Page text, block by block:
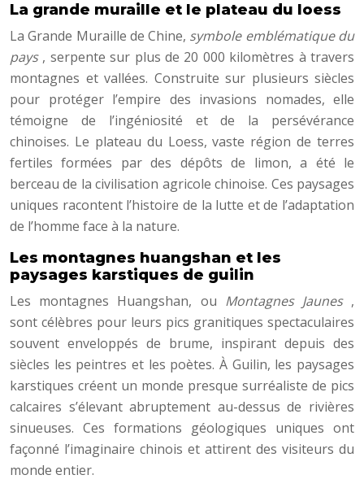
La grande muraille et le plateau du loess
La Grande Muraille de Chine, symbole emblématique du
pays , serpente sur plus de 20 000 kilomètres à travers
montagnes et vallées. Construite sur plusieurs siècles
pour protéger l’empire des invasions nomades, elle
témoigne de l’ingéniosité et de la persévérance
chinoises. Le plateau du Loess, vaste région de terres
fertiles formées par des dépôts de limon, a été le
berceau de la civilisation agricole chinoise. Ces paysages
uniques racontent l’histoire de la lutte et de l’adaptation
de l’homme face à la nature.
Les montagnes huangshan et les
paysages karstiques de guilin
Les montagnes Huangshan, ou Montagnes Jaunes ,
sont célèbres pour leurs pics granitiques spectaculaires
souvent enveloppés de brume, inspirant depuis des
siècles les peintres et les poètes. À Guilin, les paysages
karstiques créent un monde presque surréaliste de pics
calcaires s’élevant abruptement au-dessus de rivières
sinueuses. Ces formations géologiques uniques ont
façonné l’imaginaire chinois et attirent des visiteurs du
monde entier.